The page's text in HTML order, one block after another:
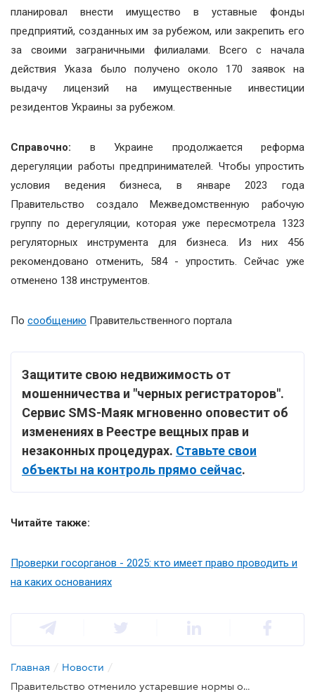
планировал внести имущество в уставные фонды
предприятий, созданных им за рубежом, или закрепить его
за своими заграничными филиалами. Всего с начала
действия Указа было получено около 170 заявок на
выдачу лицензий на имущественные инвестиции
резидентов Украины за рубежом.
Справочно: в Украине продолжается реформа
дерегуляции работы предпринимателей. Чтобы упростить
условия ведения бизнеса, в январе 2023 года
Правительство создало Межведомственную рабочую
группу по дерегуляции, которая уже пересмотрела 1323
регуляторных инструмента для бизнеса. Из них 456
рекомендовано отменить, 584 - упростить. Сейчас уже
отменено 138 инструментов.
По сообщению Правительственного портала
Защитите свою недвижимость от
мошенничества и "черных регистраторов".
Сервис SMS-Маяк мгновенно оповестит об
изменениях в Реестре вещных прав и
незаконных процедурах. Ставьте свои
объекты на контроль прямо сейчас.
Читайте также:
Проверки госорганов - 2025: кто имеет право проводить и
на каких основаниях
Главная / Новости /
Правительство отменило устаревшие нормы о лицензировании украинских имущественных инвестиций за границу